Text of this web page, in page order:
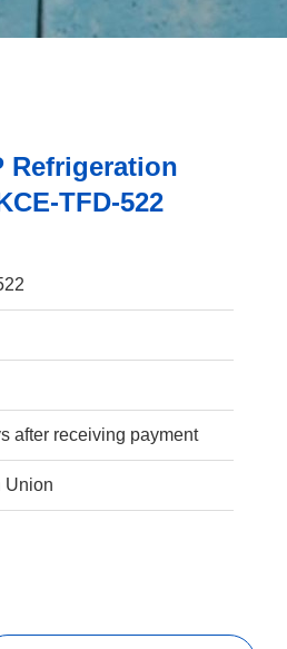
Refrigeration
TFD-522
after receiving payment
Union